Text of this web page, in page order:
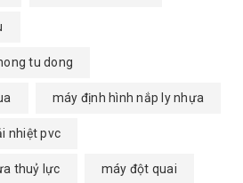
tu dong
máy định hình nắp ly nhựa
nhiệt pvc
thuỷ lực máy đột quai